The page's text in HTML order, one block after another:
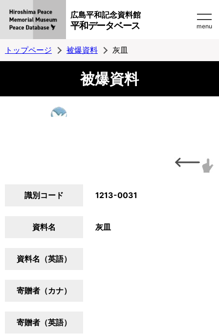
広島平和記念資料館
平和データベース menu
トップページ 被爆資料 灰皿
被爆資料
識別コード 1213-0031
資料名 灰皿
資料名（英語）
寄贈者（カナ）
寄贈者（英語）